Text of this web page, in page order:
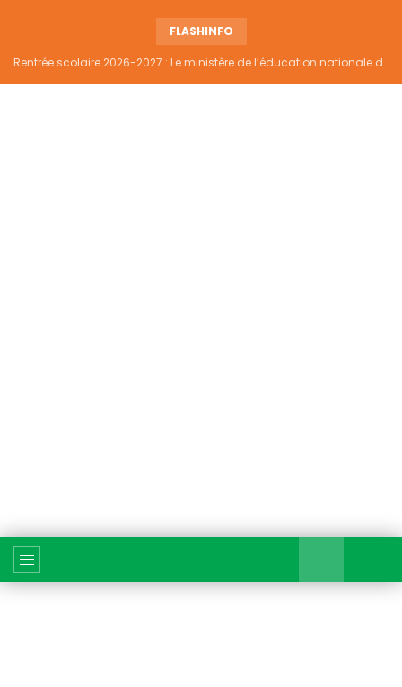
FLASHINFO
Rentrée scolaire 2026-2027 : Le ministère de l’éducation nationale dément tout report et maintient la date du 14 septembre